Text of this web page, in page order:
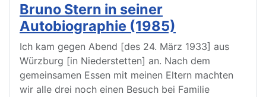
Bruno Stern in seiner
Autobiographie (1985)
Ich kam gegen Abend [des 24. März 1933] aus
Würzburg [in Niederstetten] an. Nach dem
gemeinsamen Essen mit meinen Eltern machten
wir alle drei noch einen Besuch bei Familie